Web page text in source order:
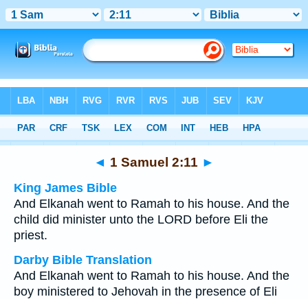
Multilingual > 1 Samuel 2:11
◄ 1 Samuel 2:11 ►
King James Bible
And Elkanah went to Ramah to his house. And the
child did minister unto the LORD before Eli the
priest.
Darby Bible Translation
And Elkanah went to Ramah to his house. And the
boy ministered to Jehovah in the presence of Eli